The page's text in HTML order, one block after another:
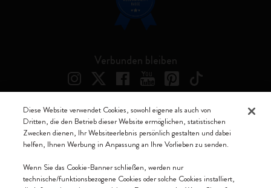
Verbunden bleiben
Moleskine ® ist ein eingetragenes Warenzeichen von Moleskine Srl a
socio unico
Italia - P. IVA / CCIAA n. 07234480965 - REA MI 1945400 - Cap.
Soc. €2.181.513,42
Diese Website verwendet Cookies, sowohl eigene als auch von
Dritten, die den Betrieb dieser Website ermöglichen, statistischen
Zwecken dienen, Ihr Websiteerlebnis persönlich gestalten und dabei
helfen, Ihnen Werbung in Anpassung an Ihre Vorlieben zu senden.
Wenn Sie das Cookie-Banner schließen, werden nur
technische/funktionsbezogene Cookies oder solche Cookies installiert,